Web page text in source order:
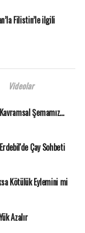
Filistin’le ilgili
Videolar
Şemamız…
Çay Sohbeti
Kötülük Eylemini mi
Azalır